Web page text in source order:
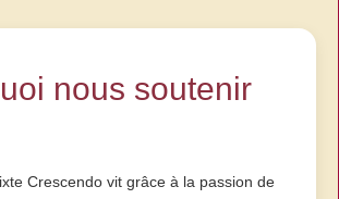
nous soutenir
Crescendo vit grâce à la passion de